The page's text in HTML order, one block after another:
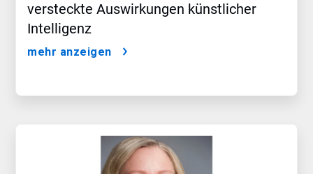
versteckte Auswirkungen künstlicher
Intelligenz
mehr anzeigen